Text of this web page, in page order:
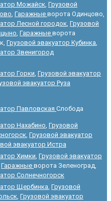
Можайск, Грузовой
, Гаражные ворота Одинцово,
Лесной городок, Грузовой
, Гаражные ворота
Грузовой эвакуатор Кубинка,
Звенигород
Горки, Грузовой эвакуатор
эвакуатор Руза
Павловская Слобода
Нахабино, Грузовой
, Грузовой эвакуатор
эвакуатор Истра
Химки, Грузовой эвакуатор
Гаражные ворота Зеленоград,
Солнечногорск
Щербинка, Грузовой
, Грузовой эвакуатор